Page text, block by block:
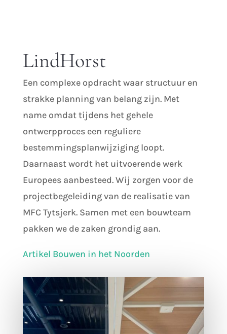
LindHorst
Een complexe opdracht waar structuur en
strakke planning van belang zijn. Met
name omdat tijdens het gehele
ontwerpproces een reguliere
bestemmingsplanwijziging loopt.
Daarnaast wordt het uitvoerende werk
Europees aanbesteed. Wij zorgen voor de
projectbegeleiding van de realisatie van
MFC Tytsjerk. Samen met een bouwteam
pakken we de zaken grondig aan.
Artikel Bouwen in het Noorden